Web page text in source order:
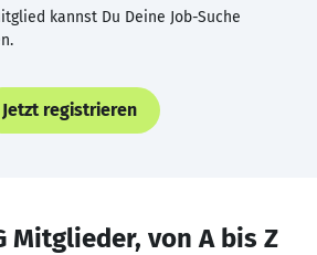
kannst Du Deine Job-Suche
Jetzt registrieren
Mitglieder, von A bis Z